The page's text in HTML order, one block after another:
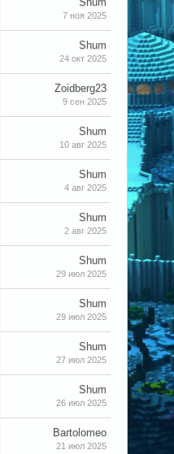
7 ноя 2025
Shum
24 окт 2025
Zoidberg23
9 сен 2025
Shum
10 авг 2025
Shum
4 авг 2025
Shum
2 авг 2025
Shum
29 июл 2025
Shum
29 июл 2025
Shum
27 июл 2025
Shum
26 июл 2025
Bartolomeo
21 июл 2025